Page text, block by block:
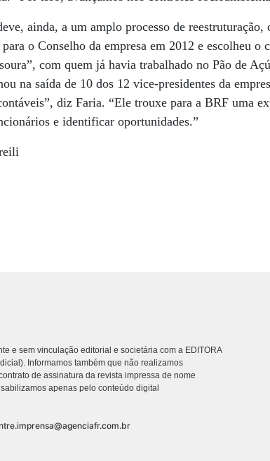
ainda, a um amplo processo de
o Conselho da empresa em 2012 e escolheu
com quem já havia trabalhado no Pão de
na saída de 10 dos 12 vice-presidentes da
diz Faria. “Ele trouxe para a BRF uma
e identificar oportunidades.”
e sem vinculação editorial e societária com a EDITORA
Informamos também que não realizamos
de assinatura da revista impressa de nome
apenas pelo conteúdo digital